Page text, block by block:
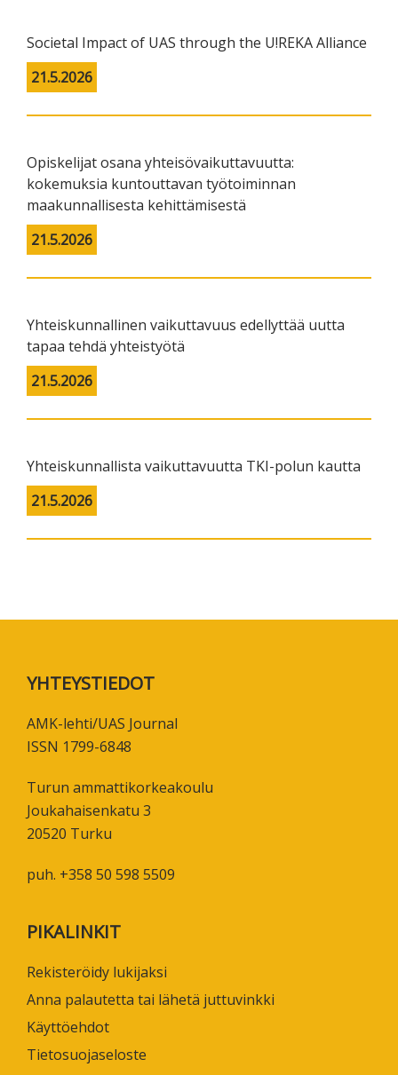
Societal Impact of UAS through the U!REKA Alliance
21.5.2026
Opiskelijat osana yhteisövaikuttavuutta:
kokemuksia kuntouttavan työtoiminnan
maakunnallisesta kehittämisestä
21.5.2026
Yhteiskunnallinen vaikuttavuus edellyttää uutta
tapaa tehdä yhteistyötä
21.5.2026
Yhteiskunnallista vaikuttavuutta TKI-polun kautta
21.5.2026
Footer
YHTEYSTIEDOT
AMK-lehti/UAS Journal
ISSN 1799-6848
Turun ammattikorkeakoulu
Joukahaisenkatu 3
20520 Turku
puh. +358 50 598 5509
PIKALINKIT
Rekisteröidy lukijaksi
Anna palautetta tai lähetä juttuvinkki
Käyttöehdot
Tietosuojaseloste